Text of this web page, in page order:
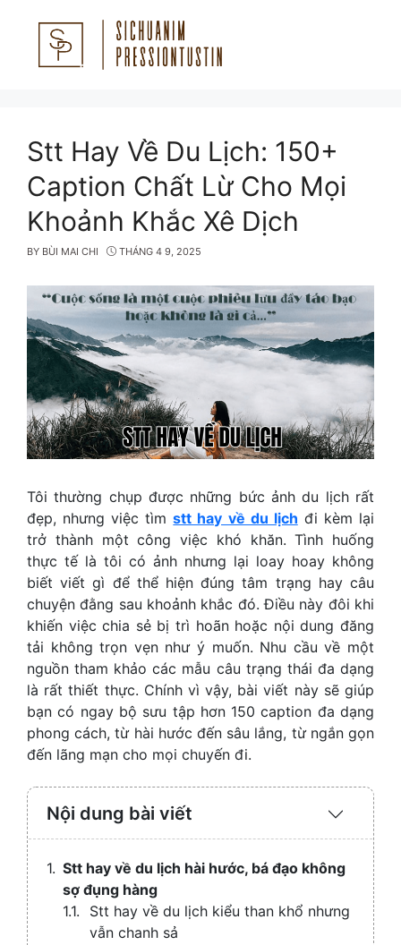
Stt Hay Về Du Lịch: 150+
Caption Chất Lừ Cho Mọi
Khoảnh Khắc Xê Dịch
BY BÙI MAI CHI THÁNG 4 9, 2025
Tôi thường chụp được những bức ảnh du lịch rất
đẹp, nhưng việc tìmstt hay về du lịch đi kèm lại
trở thành một công việc khó khăn. Tình huống
thực tế là tôi có ảnh nhưng lại loay hoay không
biết viết gì để thể hiện đúng tâm trạng hay câu
chuyện đằng sau khoảnh khắc đó. Điều này đôi khi
khiến việc chia sẻ bị trì hoãn hoặc nội dung đăng
tải không trọn vẹn như ý muốn. Nhu cầu về một
nguồn tham khảo các mẫu câu trạng thái đa dạng
là rất thiết thực. Chính vì vậy, bài viết này sẽ giúp
bạn có ngay bộ sưu tập hơn 150 caption đa dạng
phong cách, từ hài hước đến sâu lắng, từ ngắn gọn
đến lãng mạn cho mọi chuyến đi.
Nội dung bài viết
Expand
Stt hay về du lịch hài hước, bá đạo không
sợ đụng hàng
Stt hay về du lịch kiểu than khổ nhưng
vẫn chanh sả